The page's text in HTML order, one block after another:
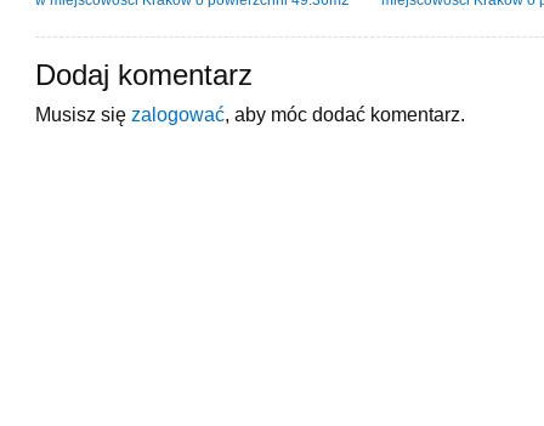
Dodaj komentarz
Musisz się zalogować , aby móc dodać komentarz.